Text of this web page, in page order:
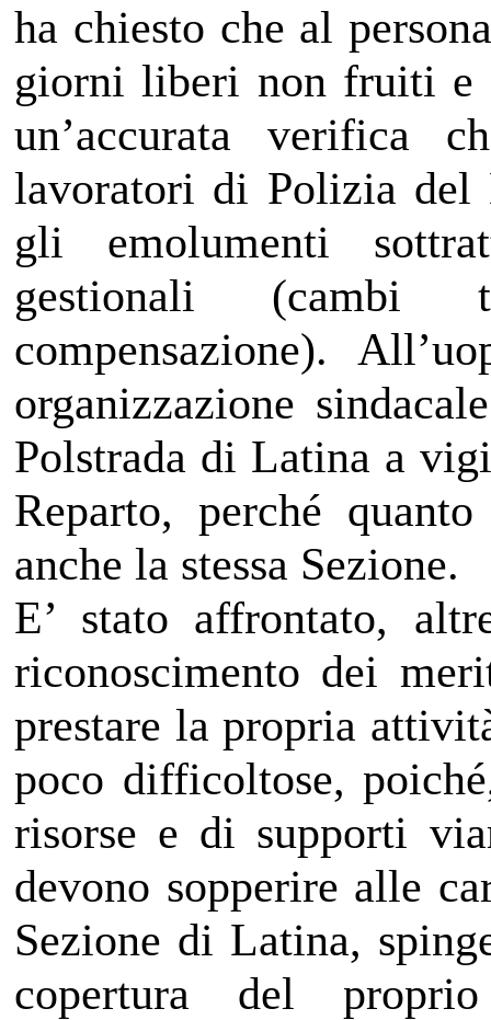
ha chiesto che al
giorni liberi non fruiti e
un’accurata verifica
lavoratori di Polizia
gli emolumenti
gestionali
compensazione).
organizzazione
Polstrada di Latina a
Reparto, perché
anche la stessa Sezione.
E’ stato affrontato,
riconoscimento dei
prestare la propria
poco difficoltose,
risorse e di supporti
devono sopperire alle
Sezione di Latina,
copertura del